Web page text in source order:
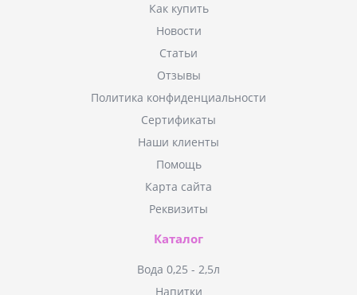
Как купить
Новости
Статьи
Отзывы
Политика конфиденциальности
Сертификаты
Наши клиенты
Помощь
Карта сайта
Реквизиты
Каталог
Вода 0,25 - 2,5л
Напитки